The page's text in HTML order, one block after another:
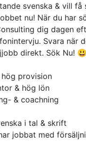
svenska & vill få
nu! När du har
dig dagen
Svara när
direkt. Sök Nu! 😃
hög provision
& hög lön
& coachning
i tal & skrift
jobbat med